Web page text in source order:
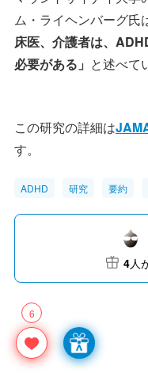
ム・ライヘンバーグ氏
床医、介護者は、
必要がある」 と述べて
この研究の詳細は
す。
ADHD 研究 要約
6
4人